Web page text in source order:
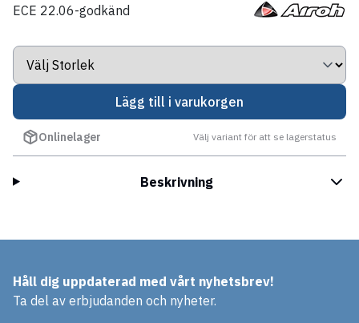
ECE 22.06-godkänd
Lägg till i varukorgen
Onlinelager Välj variant för att se lagerstatus
Beskrivning
Håll dig uppdaterad med vårt nyhetsbrev!
Ta del av erbjudanden och nyheter.